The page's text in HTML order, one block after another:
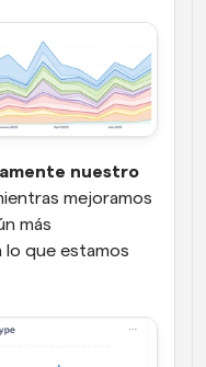
nuestro
mejoramos
más
lo que estamos